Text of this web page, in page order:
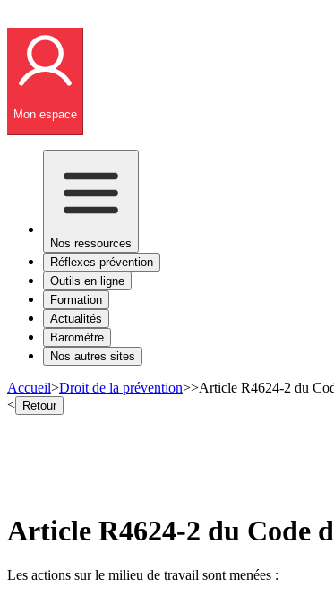
Mon espace
Nos ressources
Réflexes prévention
Outils en ligne
Formation
Actualités
Baromètre
Nos autres sites
Accueil>Droit de la prévention>>Article R4624-2 du
< Retour
Article R4624-2 du Code
Les actions sur le milieu de travail sont menées :